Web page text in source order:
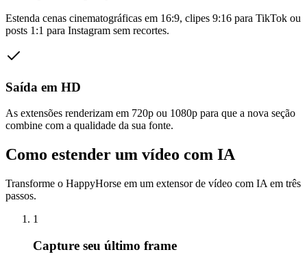
Estenda cenas cinematográficas em 16:9, clipes 9:16 para TikTok ou
posts 1:1 para Instagram sem recortes.
Saída em HD
As extensões renderizam em 720p ou 1080p para que a nova seção
combine com a qualidade da sua fonte.
Como estender um vídeo com IA
Transforme o HappyHorse em um extensor de vídeo com IA em três
passos.
1
Capture seu último frame